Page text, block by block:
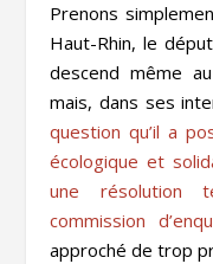
Prenons
Haut-Rhin, le
descend même
mais, dans ses
question qu’il a
écologique et
une résolution
commission
approché de trop